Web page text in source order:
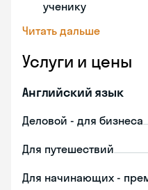
ученику
Читать дальше
Услуги и цены
Английский язык
Деловой - для бизнеса
Для путешествий
Для начинающих -